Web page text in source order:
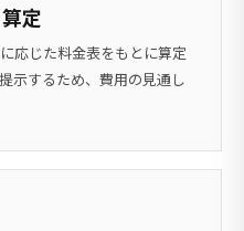
定
応じた料金表をもとに算定
示するため、費用の見通し